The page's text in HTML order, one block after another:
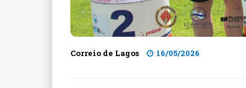
Correio de Lagos 16/05/2026